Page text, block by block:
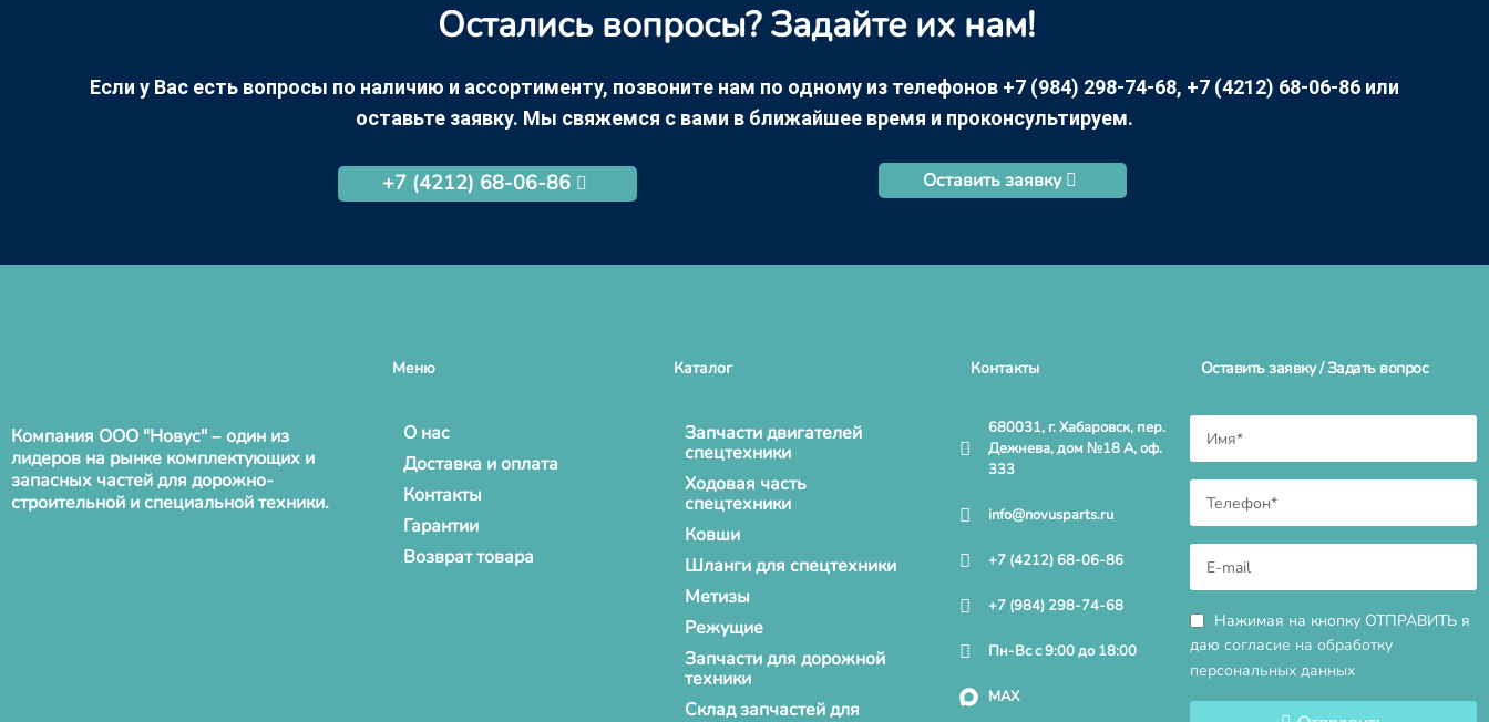
Остались вопросы? Задайте их нам!
Если у Вас есть вопросы по наличию и ассортименту, позвоните нам по одному из телефонов +7 (984) 298-74-68, +7 (4212) 68-06-86 или
оставьте заявку. Мы свяжемся с вами в ближайшее время и проконсультируем.
+7 (4212) 68-06-86 Оставить заявку
Компания ООО "Новус" – один из
лидеров на рынке комплектующих и
запасных частей для дорожно-
строительной и специальной техники.
Меню
О нас
Доставка и оплата
Контакты
Гарантии
Возврат товара
Каталог
Запчасти двигателей
спецтехники
Ходовая часть
спецтехники
Ковши
Шланги для спецтехники
Метизы
Режущие
Запчасти для дорожной
техники
Склад запчастей для
Контакты
680031, г. Хабаровск, пер.
Дежнева, дом №18 А, оф.
333
info@novusparts.ru
+7 (4212) 68-06-86
+7 (984) 298-74-68
Пн-Вс с 9:00 до 18:00
MAX
Оставить заявку / Задать вопрос
Нажимая на кнопку ОТПРАВИТЬ я
даю согласие на обработку
персональных данных